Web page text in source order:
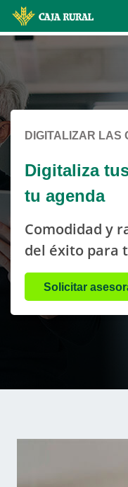
Cargando
favor
espere...
DIGITALIZAR LAS
Digitaliza
tu agenda
Comodidad y
del éxito para
Solicitar